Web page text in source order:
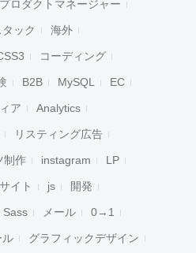
プロダクトマネージャー
ック 海外
コーディング
B2B MySQL EC
ア Analytics
リスティング広告
制作 instagram LP
イト js 開発
Sass メール 0→1
ル グラフィックデザイン